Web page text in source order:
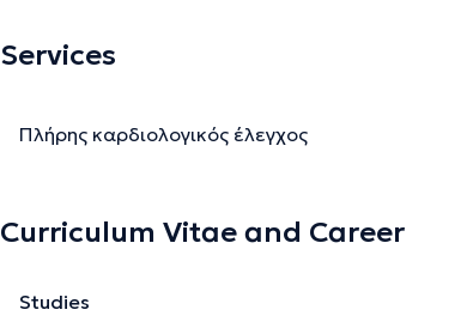
Services
Πλήρης καρδιολογικός έλεγχος
Curriculum Vitae and Career
Studies